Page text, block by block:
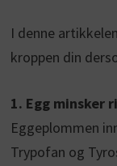
I denne
kroppen din
1. Egg minsker
Eggeplommen
Trypofan og